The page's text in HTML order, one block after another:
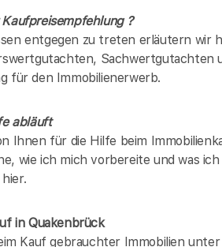
?
entgegen zu treten erläutern wir
Sachwertgutachten
für den Immobilienerwerb.
abläuft
Ihnen für die Hilfe beim
wie ich mich vorbereite und was
in Quakenbrück
Kauf gebrauchter Immobilien unter